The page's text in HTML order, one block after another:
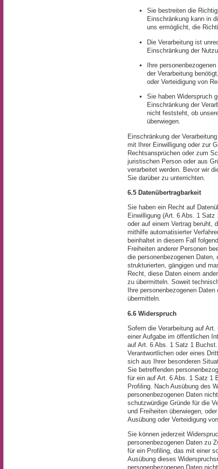
Sie bestreiten die
Einschränkung kann in
uns ermöglicht, die
Die Verarbeitung ist
Einschränkung der
Ihre
der Verarbeitung
oder Verteidigung von
Sie haben Widerspruch
Einschränkung der
nicht feststeht, ob
überwiegen.
Einschränkung der
mit Ihrer Einwilligung oder zur
Rechtsansprüchen oder zum
juristischen Person oder aus
verarbeitet werden. Bevor wir
Sie darüber zu unterrichten.
6.5 Datenübertragbarkeit
Sie haben ein Recht auf
Einwilligung (Art. 6 Abs. 1
oder auf einem Vertrag beruht,
mithilfe automatisierter
beinhaltet in diesem Fall
Freiheiten anderer Personen
die personenbezogenen
strukturierten, gängigen und
Recht, diese Daten einem
zu übermitteln. Soweit
Ihre personenbezogenen
übermitteln.
6.6 Widerspruch
Sofern die Verarbeitung auf
einer Aufgabe im öffentlichen
auf Art. 6 Abs. 1 Satz 1
Verantwortlichen oder eines
sich aus Ihrer besonderen
Sie betreffenden
für ein auf Art. 6 Abs. 1 Satz 1
Profiling. Nach Ausübung des
personenbezogenen Daten
schutzwürdige Gründe für die
und Freiheiten überwiegen,
Ausübung oder Verteidigung
Sie können jederzeit
personenbezogenen Daten zu
für ein Profiling, das mit einer
Ausübung dieses
personenbezogenen Daten